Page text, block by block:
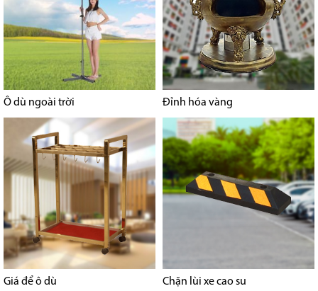
Ô dù ngoài trời Đỉnh hóa vàng
Giá để ô dù Chặn lùi xe cao su